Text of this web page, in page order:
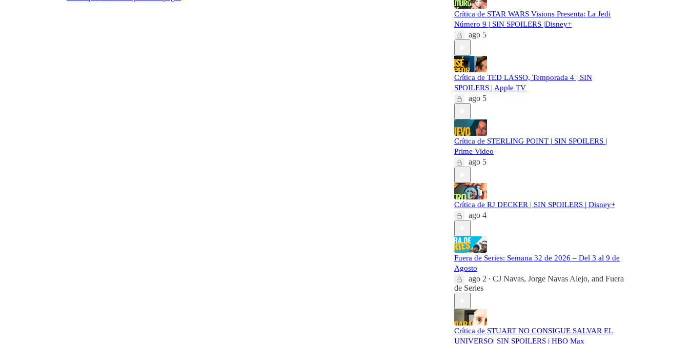
Crítica de STAR WARS Visions Presenta: La Jedi
Número 9 | SIN SPOILERS |Disney+
ago 5
Crítica de TED LASSO, Temporada 4 | SIN
SPOILERS | Apple TV
ago 5
Crítica de STERLING POINT | SIN SPOILERS |
Prime Video
ago 5
Crítica de RJ DECKER | SIN SPOILERS | Disney+
ago 4
Fuera de Series: Semana 32 de 2026 – Del 3 al 9 de
Agosto
ago 2 • CJ Navas, Jorge Navas Alejo, and Fuera
de Series
Crítica de STUART NO CONSIGUE SALVAR EL
UNIVERSO| SIN SPOILERS | HBO Max